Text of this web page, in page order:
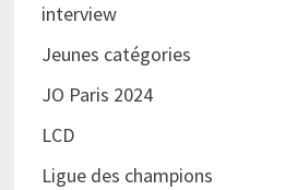
interview
Jeunes catégories
JO Paris 2024
LCD
Ligue des champions